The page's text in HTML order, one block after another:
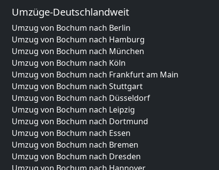
Umzüge-Deutschlandweit
Umzug von Bochum nach Berlin
Umzug von Bochum nach Hamburg
Umzug von Bochum nach München
Umzug von Bochum nach Köln
Umzug von Bochum nach Frankfurt am Main
Umzug von Bochum nach Stuttgart
Umzug von Bochum nach Düsseldorf
Umzug von Bochum nach Leipzig
Umzug von Bochum nach Dortmund
Umzug von Bochum nach Essen
Umzug von Bochum nach Bremen
Umzug von Bochum nach Dresden